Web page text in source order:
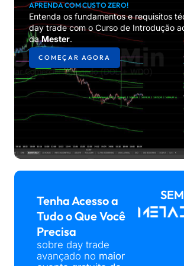
APRENDA COM CUSTO ZERO!
Entenda os fundamentos e requisitos
day trade com o Curso de Introdução
daMester.
COMEÇAR AGORA
Tenha Acesso a
Tudo o Que Você
Precisa
sobre day trade
avançado no maior